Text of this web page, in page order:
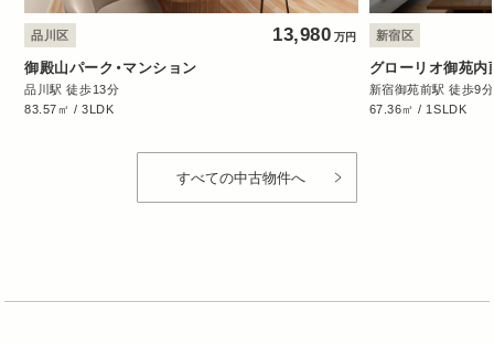
品川区 13,980 万円
御殿山パーク・マンション
品川駅 徒歩13分
83.57㎡ / 3LDK
新宿区
グローリオ御苑内
新宿御苑前駅 徒歩9分
67.36㎡ / 1SLDK
すべての中古物件へ